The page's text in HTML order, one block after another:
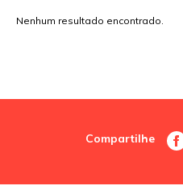
Nenhum resultado encontrado.
Compartilhe